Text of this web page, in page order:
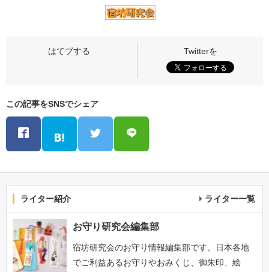
この記事をSNSでシェア
ライター紹介 ライター一覧
お守り研究会編集部
宿坊研究会のお守り情報編集部です。日本各地
でご利益あるお守りやおみくじ、御朱印、絵